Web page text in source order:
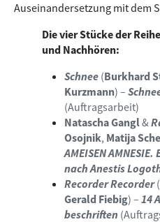
Auseinandersetzung mit dem
Die vier Stücke der
und Nachhören:
Schnee (Burkhard
Kurzmann) –
(Auftragsarbeit)
Natascha Gangl&
Osojnik, Matija
AMEISEN
nach Anestis
Recorder Recorder(
Gerald Fiebig) – 14
beschriften